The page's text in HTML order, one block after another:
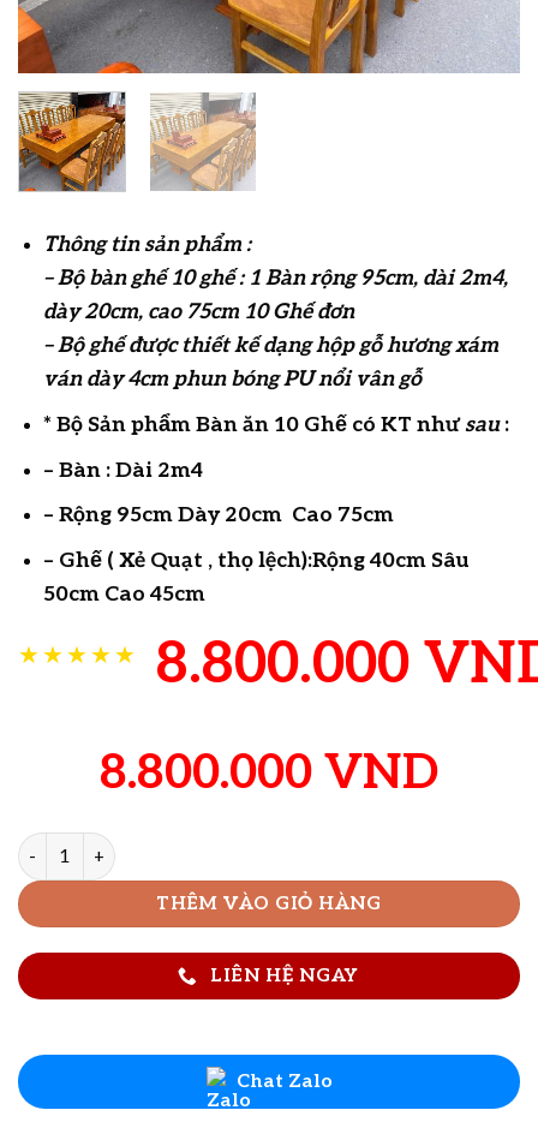
Thông tin sản phẩm :
– Bộ bàn ghế 10 ghế : 1 Bàn rộng 95cm, dài 2m4,
dày 20cm, cao 75cm 10 Ghế đơn
– Bộ ghế được thiết kế dạng hộp gỗ hương xám
ván dày 4cm phun bóng PU nổi vân gỗ
* Bộ Sản phẩm Bàn ăn 10 Ghế có KT nhưsau:
– Bàn : Dài 2m4
– Rộng 95cm Dày 20cm Cao 75cm
– Ghế ( Xẻ Quạt , thọ lệch):Rộng 40cm Sâu
50cm Cao 45cm
★★★★★ 8.800.000
8.800.000 VND
Bàn ăn gỗ cẩm vàng 10 ghế số lượng
THÊM VÀO GIỎ HÀNG
LIÊN HỆ NGAY
Chat Zalo